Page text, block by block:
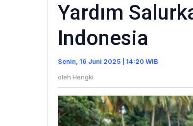
Yardım
Indonesia
Senin, 16 Juni 2025 | 14:20 WIB
oleh Hengki